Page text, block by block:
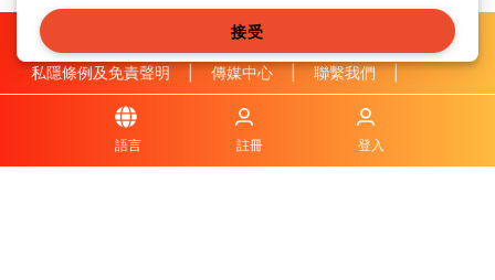
私隱條例及免責聲明 | 傳媒中心 | 聯繫我們 |
|
| 常見問題與答案
|
© OLA Macau. All rights reserved.
語言 註冊 登入
接受